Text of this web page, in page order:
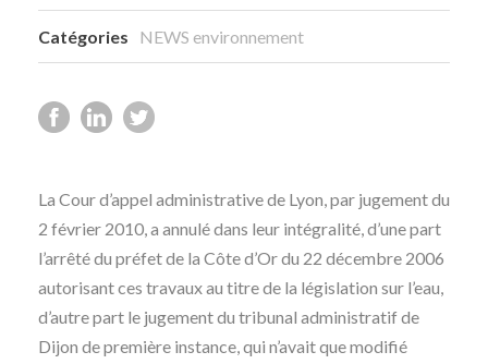
Catégories NEWS environnement
La Cour d’appel administrative de Lyon, par jugement du
2 février 2010, a annulé dans leur intégralité, d’une part
l’arrêté du préfet de la Côte d’Or du 22 décembre 2006
autorisant ces travaux au titre de la législation sur l’eau,
d’autre part le jugement du tribunal administratif de
Dijon de première instance, qui n’avait que modifié